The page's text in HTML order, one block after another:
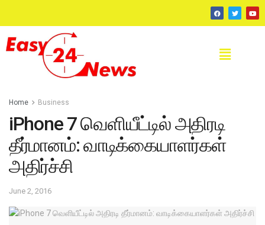
Home Business
iPhone 7 வெளியீட்டில் அதிரடி
தீர்மானம்: வாடிக்கையாளர்கள்
அதிர்ச்சி
June 2, 2016